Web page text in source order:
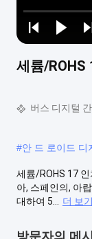
Play
Play
Loaded:
0%
세륨/ROHS
버스 디지털
#안 드 로이드 디
세륨/ROHS 17
아, 스페인의, 아
대하여 5...
더 보기
방문자의 메